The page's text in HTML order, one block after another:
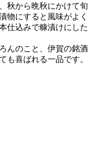
秋から晩秋にかけて旬
物にすると風味がよく
仕込みで糠漬けにした
んのこと、伊賀の銘酒
も喜ばれる一品です。